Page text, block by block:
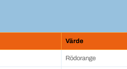
Värde
Rödorange